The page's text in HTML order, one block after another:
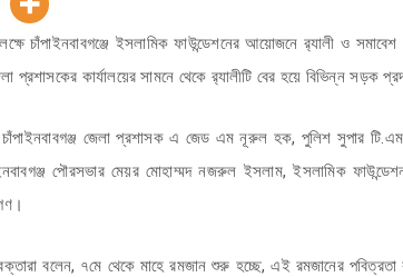
চাঁপাইনবাবগঞ্জে ইসলামিক ফাউন্ডেশনের আয়োজনে র‌্যালী ও
প্রশাসকের কার্যালয়ের সামনে থেকে র‌্যালীটি বের হয়ে বিভিন্ন সড়ক
জেলা প্রশাসক এ জেড এম নূরুল হক, পুলিশ সুপার
পৌরসভার মেয়র মোহাম্মদ নজরুল ইসলাম, ইসলামিক
বলেন, ৭মে থেকে মাহে রমজান শুরু হচ্ছে, এই রমজানের